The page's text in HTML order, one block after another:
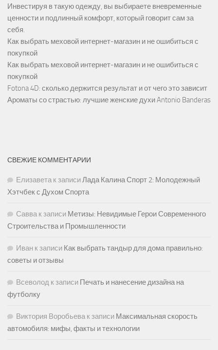
Инвестируя в такую одежду, вы выбираете вневременные
ценности и подлинный комфорт, который говорит сам за
себя.
Как выбрать меховой интернет-магазин и не ошибиться с
покупкой
Как выбрать меховой интернет-магазин и не ошибиться с
покупкой
Fotona 4D: сколько держится результат и от чего это зависит
Ароматы со страстью: лучшие женские духи Antonio Banderas
СВЕЖИЕ КОММЕНТАРИИ
Елизаветак записиЛада Калина Спорт 2: Молодежный
Хэтчбек с Духом Спорта
Саввак записи Метизы: Невидимые Герои Современного
Строительства и Промышленности
Иван к записи Как выбрать тандыр для дома правильно:
советы и отзывы
Всеволод к записи Печать и нанесение дизайна на
футболку
Виктория Воробьевак записи Максимальная скорость
автомобиля: мифы, факты и технологии